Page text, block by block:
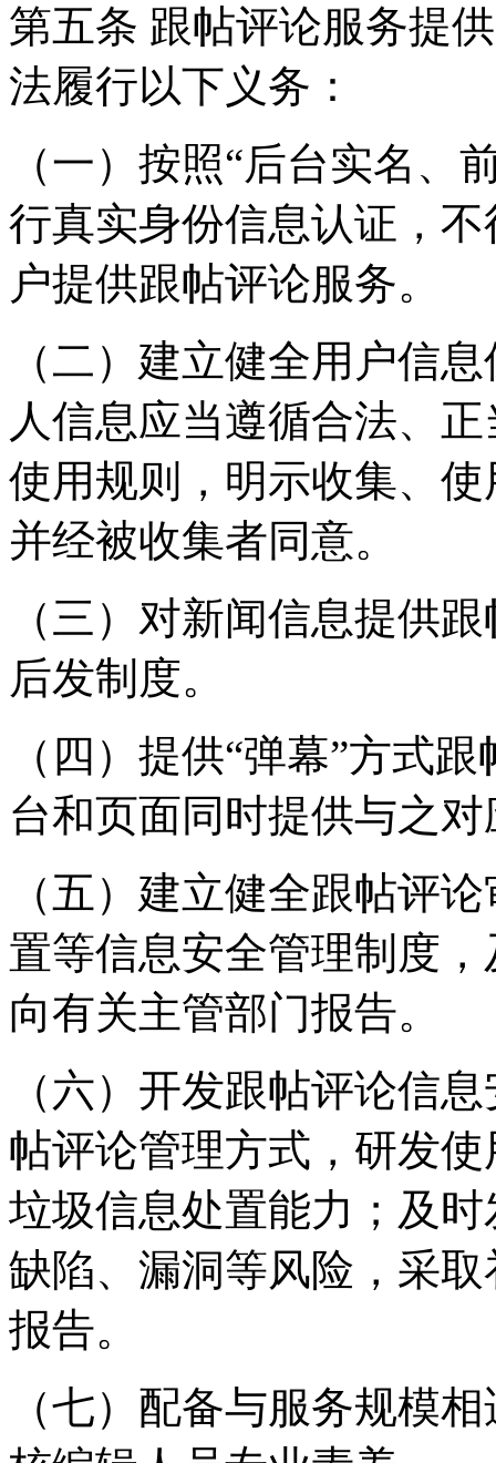
第五条 跟帖评论服务提
法履行以下义务：
（一）按照“后台实名、
行真实身份信息认证，
户提供跟帖评论服务。
（二）建立健全用户信
人信息应当遵循合法、
使用规则，明示收集、
并经被收集者同意。
（三）对新闻信息提供
后发制度。
（四）提供“弹幕”方式
台和页面同时提供与之
（五）建立健全跟帖评
置等信息安全管理制度
向有关主管部门报告。
（六）开发跟帖评论信
帖评论管理方式，研发
垃圾信息处置能力；及
缺陷、漏洞等风险，采
报告。
（七）配备与服务规模